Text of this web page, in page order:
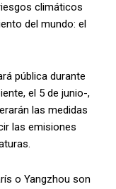
climáticos
del mundo: el
pública durante
el 5 de junio-,
las medidas
las emisiones
o Yangzhou son